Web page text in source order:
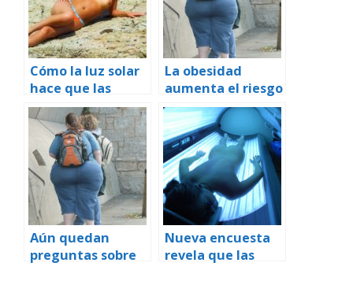
Cómo la luz solar
hace que las
células de la piel
se vuelvan
cancerosas
La obesidad
aumenta el riesgo
de cáncer, y he
aquí cómo
Aún quedan
preguntas sobre
Nueva encuesta
revela que las